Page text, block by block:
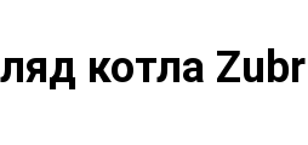
котла